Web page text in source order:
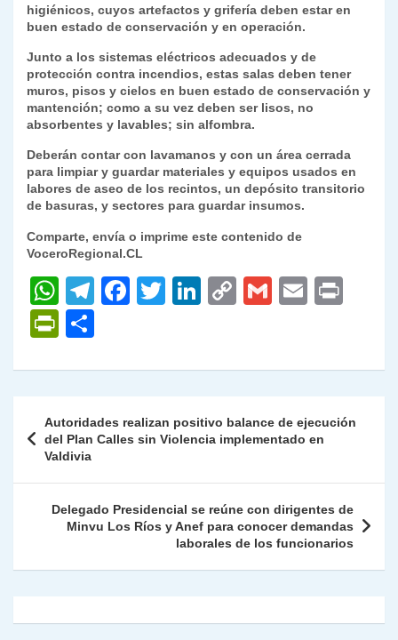
higiénicos, cuyos artefactos y grifería deben estar en
buen estado de conservación y en operación.
Junto a los sistemas eléctricos adecuados y de
protección contra incendios, estas salas deben tener
muros, pisos y cielos en buen estado de conservación y
mantención; como a su vez deben ser lisos, no
absorbentes y lavables; sin alfombra.
Deberán contar con lavamanos y con un área cerrada
para limpiar y guardar materiales y equipos usados en
labores de aseo de los recintos, un depósito transitorio
de basuras, y sectores para guardar insumos.
Comparte, envía o imprime este contenido de
VoceroRegional.CL
W
h
at
s
p
p
T
gr
m
F
e
o
k
T
er
Li
e
n
C
y
n
G
l
E
l
P
nt
Fr
ie
n
dl
y
m
p
ar
de
entradas
Autoridades realizan positivo balance de ejecución
del Plan Calles sin Violencia implementado en
Valdivia
Delegado Presidencial se reúne con dirigentes de
Minvu Los Ríos y Anef para conocer demandas
laborales de los funcionarios